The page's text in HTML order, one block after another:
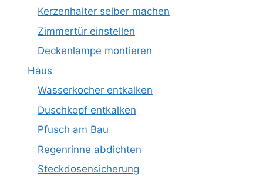
Kerzenhalter selber machen
Zimmertür einstellen
Deckenlampe montieren
Haus
Wasserkocher entkalken
Duschkopf entkalken
Pfusch am Bau
Regenrinne abdichten
Steckdosensicherung